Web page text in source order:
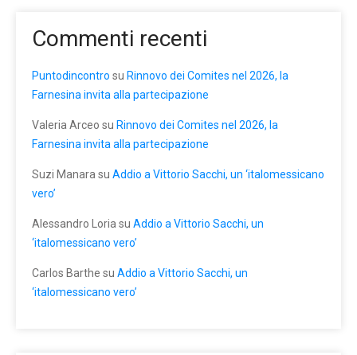
Commenti recenti
Puntodincontro su Rinnovo dei Comites nel 2026, la
Farnesina invita alla partecipazione
Valeria Arceo su Rinnovo dei Comites nel 2026, la
Farnesina invita alla partecipazione
Suzi Manara su Addio a Vittorio Sacchi, un ‘italomessicano
vero’
Alessandro Loria su Addio a Vittorio Sacchi, un
‘italomessicano vero’
Carlos Barthe su Addio a Vittorio Sacchi, un
‘italomessicano vero’